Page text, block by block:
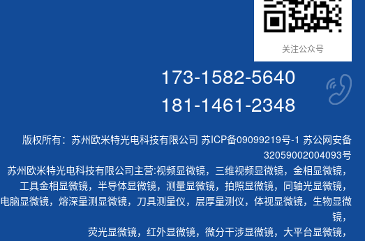
关注公众号
173-1582-5640
181-1461-2348
版权所有：苏州欧米特光电科技有限公司 苏ICP备09099219号-1 苏公网安备
32059002004093号
苏州欧米特光电科技有限公司主营:视频显微镜， 三维视频显微镜， 金相显微镜，
工具金相显微镜， 半导体显微镜， 测量显微镜， 拍照显微镜， 同轴光显微镜，
电脑显微镜， 熔深量测显微镜， 刀具测量仪， 层厚量测仪， 体视显微镜， 生物显微
镜，
荧光显微镜， 红外显微镜， 微分干涉显微镜， 大平台显微镜，